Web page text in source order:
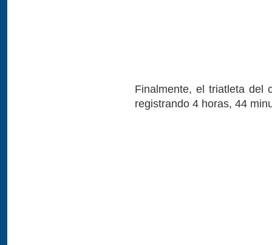
Finalmente, el triatleta del
registrando 4 horas, 44